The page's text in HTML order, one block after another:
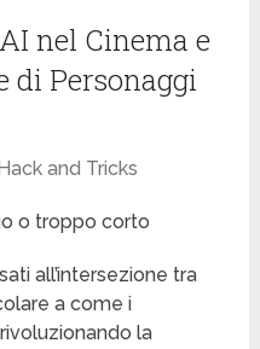
nel Cinema e
di Personaggi
Hack and Tricks
o troppo corto
all’intersezione tra
a come i
la